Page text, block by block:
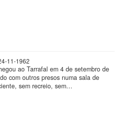
11-1962
ao Tarrafal em 4 de setembro de
com outros presos numa sala de
sem recreio, sem…